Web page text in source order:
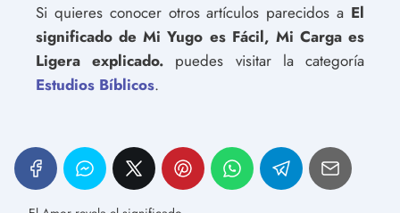
Si quieres conocer otros artículos parecidos a El
significado de Mi Yugo es Fácil, Mi Carga es
Ligera explicado. puedes visitar la categoría
Estudios Bíblicos.